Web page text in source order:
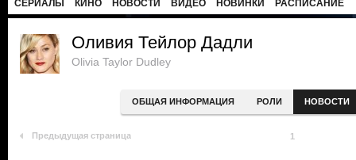
СЕРИАЛЫ КИНО НОВОСТИ ВИДЕО НОВИНКИ РАСПИСАНИЕ
Оливия Тейлор Дадли
Olivia Taylor Dudley
ОБЩАЯ ИНФОРМАЦИЯ РОЛИ НОВОСТИ
Предыдущая страница 1